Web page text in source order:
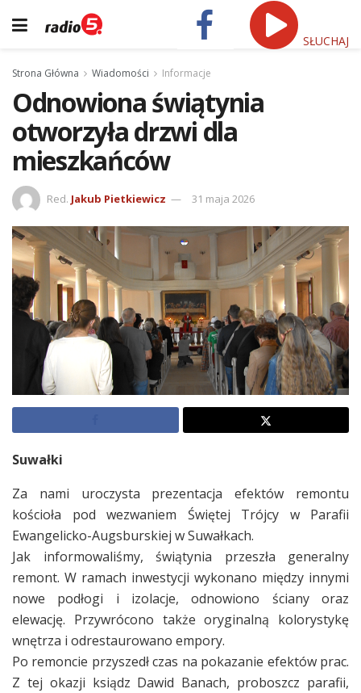
SŁUCHAJ
Strona Główna Wiadomości Informacje
Odnowiona świątynia
otworzyła drzwi dla
mieszkańców
Red. Jakub Pietkiewicz 31 maja 2026
Suwałki
Za nami uroczysta prezentacja efektów remontu
kościoła pod wezwaniem Świętej Trójcy w Parafii
Ewangelicko-Augsburskiej w Suwałkach.
Jak informowaliśmy, świątynia przeszła generalny
remont. W ramach inwestycji wykonano między innymi
nowe podłogi i izolacje, odnowiono ściany oraz
elewację. Przywrócono także oryginalną kolorystykę
wnętrza i odrestaurowano empory.
Po remoncie przyszedł czas na pokazanie efektów prac.
Z tej okazji ksiądz Dawid Banach, proboszcz parafii,